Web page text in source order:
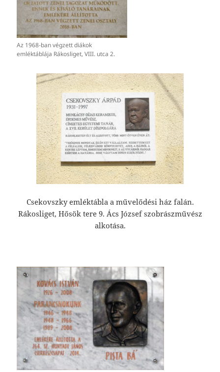
Az 1968-ban végzett diákok
emléktáblája Rákosliget, VIII. utca 2.
Csekovszky emléktábla a művelődési ház falán.
Rákosliget, Hősök tere 9. Ács József szobrászművész
alkotása.